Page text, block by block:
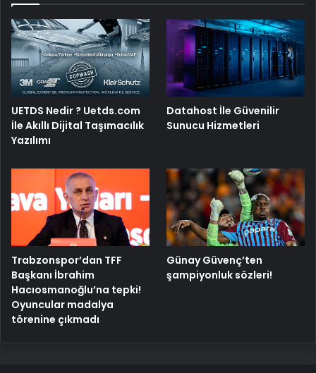
UETDS Nedir ? Uetds.com
İle Akıllı Dijital Taşımacılık
Yazılımı
Datahost İle Güvenilir
Sunucu Hizmetleri
Trabzonspor’dan TFF
Başkanı İbrahim
Hacıosmanoğlu’na tepki!
Oyuncular madalya
törenine çıkmadı
Günay Güvenç’ten
şampiyonluk sözleri!